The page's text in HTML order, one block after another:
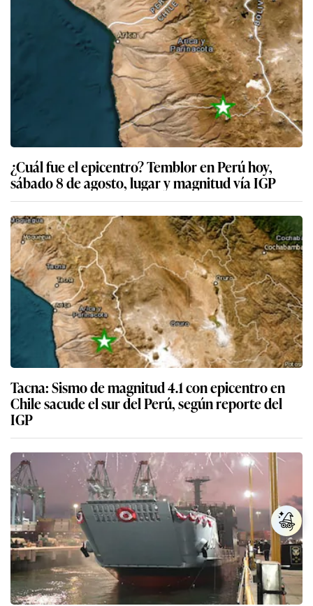
¿Cuál fue el epicentro? Temblor en Perú hoy,
sábado 8 de agosto, lugar y magnitud vía IGP
Tacna: Sismo de magnitud 4.1 con epicentro en
Chile sacude el sur del Perú, según reporte del
IGP